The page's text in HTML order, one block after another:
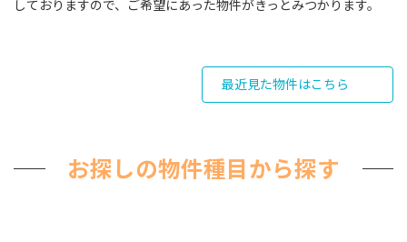
しておりますので、ご希望にあった物件がきっとみつかります。
最近見た物件はこちら
お探しの物件種目から探す